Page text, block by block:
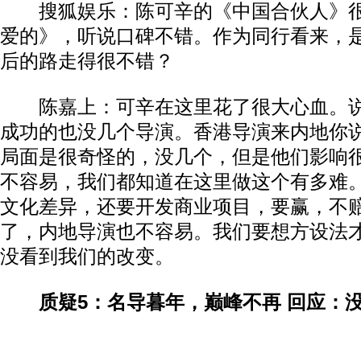
搜狐娱乐：陈可辛的《中国合伙人》
爱的》，听说口碑不错。作为同行看来，
后的路走得很不错？
陈嘉上：可辛在这里花了很大心血。
成功的也没几个导演。香港导演来内地你
局面是很奇怪的，没几个，但是他们影响
不容易，我们都知道在这里做这个有多难
文化差异，还要开发商业项目，要赢，不
了，内地导演也不容易。我们要想方设法
没看到我们的改变。
质疑5：名导暮年，巅峰不再 回应：